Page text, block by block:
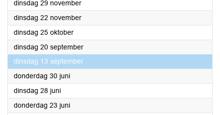
dinsdag 29 november2016
dinsdag 22 november2016
dinsdag 25 oktober2016
dinsdag 20 september2016
dinsdag 13 september2016
donderdag 30 juni2016
dinsdag 28 juni2016
donderdag 23 juni2016